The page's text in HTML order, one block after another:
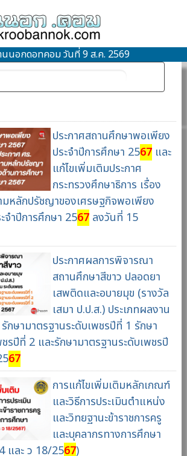
นอกดอทคอม วันที่ 9 ส.ค. 2569
ประกาศสถานศึกษาพอเพียง
ประจำปีการศึกษา 2567และ
แก้ไขเพิ่มเติมประกาศ
กระทรวงศึกษาธิการ เรื่อง
มหลักปรัชญาของเศรษฐกิจพอเพียง
จำปีการศึกษา 2567 ลงวันที่ 15
ประกาศผลการพิจารณา
สถานศึกษาสีขาว ปลอดยา
เสพติดและอบายมุข (รางวัล
เสมา ป.ป.ส.) ประเภทผลงาน
กษามาตรฐานระดับเพชรปีที่ 1 รักษา
รปีที่ 2 และรักษามาตรฐานระดับเพชรปี
67
การแก้ไขเพิ่มเติมหลักเกณฑ์
และวิธีการประเมินตำแหน่ง
และวิทยฐานะข้าราชการครู
และบุคลากรทางการศึกษา
และ ว 18/2567)